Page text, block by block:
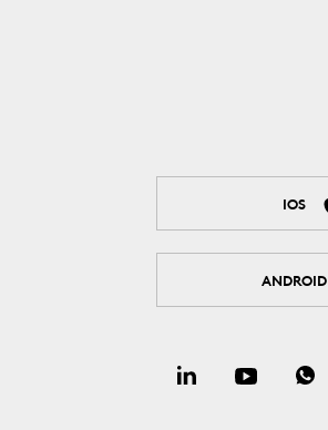
IOS
ANDROID